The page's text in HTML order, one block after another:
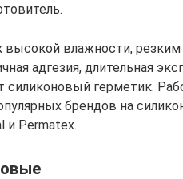
высокой влажности,
адгезия, длительная
силиконовый герметик.
брендов на
и Permatex.